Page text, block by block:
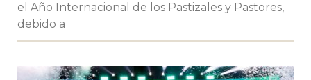
el Año Internacional de los Pastizales y Pastores,
debido a